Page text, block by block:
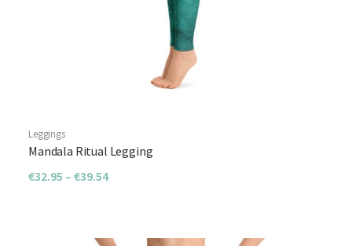
Leggings
Mandala Ritual Legging
€32.95 – €39.54